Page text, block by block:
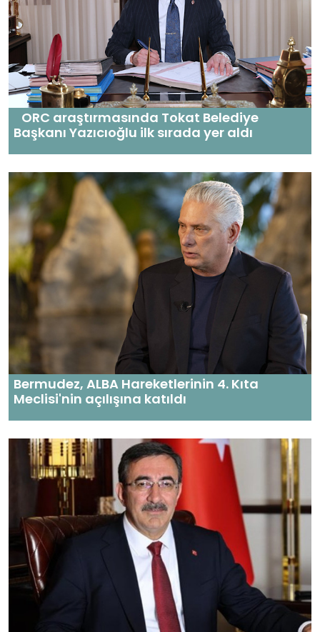
ORC araştırmasında Tokat Belediye
Başkanı Yazıcıoğlu ilk sırada yer aldı
Bermudez, ALBA Hareketlerinin 4. Kıta
Meclisi'nin açılışına katıldı